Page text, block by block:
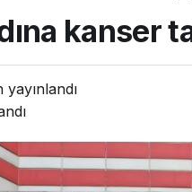
kanser
yayınlandı